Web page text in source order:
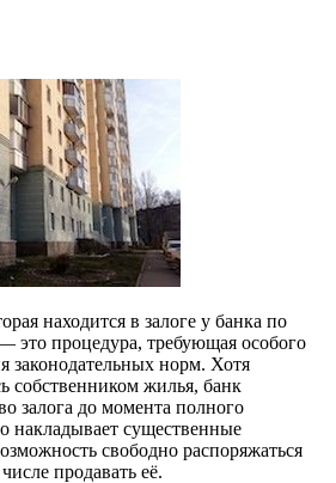
находится в залоге у банка по
это процедура, требующая особого
законодательных норм. Хотя
собственником жилья, банк
залога до момента полного
накладывает существенные
свободно распоряжаться
продавать её.